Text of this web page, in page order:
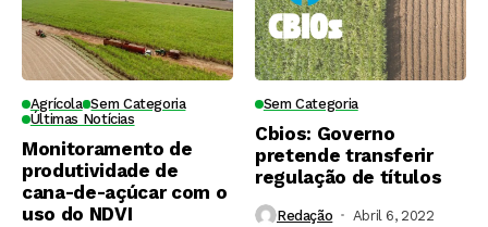
Agrícola Sem Categoria
Últimas Notícias
Monitoramento de
produtividade de
cana-de-açúcar com o
uso do NDVI
Sem Categoria
Cbios: Governo
pretende transferir
regulação de títulos
Redação Abril 6, 2022